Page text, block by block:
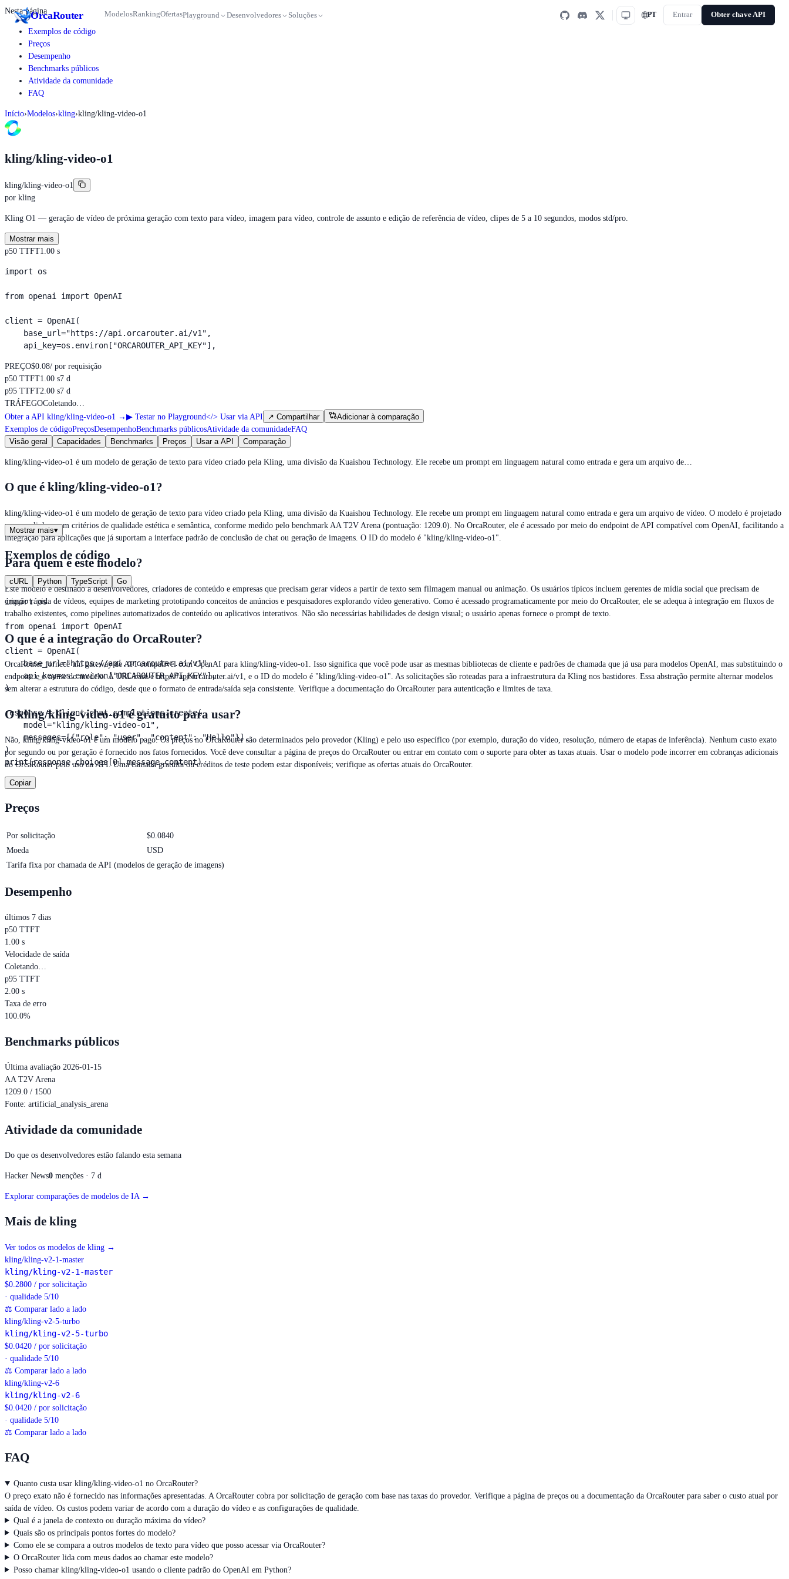
OrcaRouter ModelosRankingOfertasPlayground Desenvolvedores Soluções 🌐PT Entrar Obter chave API
Nesta página
Exemplos de código
Preços
Desempenho
Benchmarks públicos
Atividade da comunidade
FAQ
Início›Modelos›kling›kling/kling-video-o1
kling/kling-video-o1
kling/kling-video-o1
por kling
Kling O1 — geração de vídeo de próxima geração com texto para vídeo, imagem para vídeo, controle de assunto e edição de referência de vídeo, clipes de 5 a 10 segundos, modos std/pro.
Mostrar mais
p50 TTFT1.00 s
import os
from openai import OpenAI
client = OpenAI(
    base_url="https://api.orcarouter.ai/v1",
    api_key=os.environ["ORCAROUTER_API_KEY"],
PREÇO$0.08/ por requisição
p50 TTFT1.00 s7 d
p95 TTFT2.00 s7 d
TRÁFEGOColetando…
Obter a API kling/kling-video-o1 → ▶ Testar no Playground</> Usar via API ↗ Compartilhar
Adicionar à comparação
Exemplos de códigoPreçosDesempenhoBenchmarks públicosAtividade da comunidadeFAQ
Visão geral
Capacidades Benchmarks Preços Usar a API Comparação
kling/kling-video-o1 é um modelo de geração de texto para vídeo criado pela Kling, uma divisão da Kuaishou Technology. Ele recebe um prompt em linguagem natural como entrada e gera um arquivo de…
O que é kling/kling-video-o1?
kling/kling-video-o1 é um modelo de geração de texto para vídeo criado pela Kling, uma divisão da Kuaishou Technology. Ele recebe um prompt em linguagem natural como entrada e gera um arquivo de vídeo. O modelo é projetado
para se alinhar com critérios de qualidade estética e semântica, conforme medido pelo benchmark AA T2V Arena (pontuação: 1209.0). No OrcaRouter, ele é acessado por meio do endpoint de API compatível com OpenAI, facilitando a
integração para aplicações que já suportam a interface padrão de conclusão de chat ou geração de imagens. O ID do modelo é "kling/kling-video-o1".
Para quem é este modelo?
Este modelo é destinado a desenvolvedores, criadores de conteúdo e empresas que precisam gerar vídeos a partir de texto sem filmagem manual ou animação. Os usuários típicos incluem gerentes de mídia social que precisam de
criação rápida de vídeos, equipes de marketing prototipando conceitos de anúncios e pesquisadores explorando vídeo generativo. Como é acessado programaticamente por meio do OrcaRouter, ele se adequa à integração em fluxos de
trabalho existentes, como pipelines automatizados de conteúdo ou aplicativos interativos. Não são necessárias habilidades de design visual; o usuário apenas fornece o prompt de texto.
O que é a integração do OrcaRouter?
OrcaRouter fornece um gateway de API compatível com OpenAI para kling/kling-video-o1. Isso significa que você pode usar as mesmas bibliotecas de cliente e padrões de chamada que já usa para modelos OpenAI, mas substituindo o
endpoint e o nome do modelo. A URL base é https://api.orcarouter.ai/v1, e o ID do modelo é "kling/kling-video-o1". As solicitações são roteadas para a infraestrutura da Kling nos bastidores. Essa abstração permite alternar modelos
sem alterar a estrutura do código, desde que o formato de entrada/saída seja consistente. Verifique a documentação do OrcaRouter para autenticação e limites de taxa.
O kling/kling-video-o1 é gratuito para usar?
Não, kling/kling-video-o1 é um modelo pago. Os preços no OrcaRouter são determinados pelo provedor (Kling) e pelo uso específico (por exemplo, duração do vídeo, resolução, número de etapas de inferência). Nenhum custo exato
por segundo ou por geração é fornecido nos fatos fornecidos. Você deve consultar a página de preços do OrcaRouter ou entrar em contato com o suporte para obter as taxas atuais. Usar o modelo pode incorrer em cobranças adicionais
do OrcaRouter pelo uso da API. Uma camada gratuita ou créditos de teste podem estar disponíveis; verifique as ofertas atuais do OrcaRouter.
Mostrar mais▾
Exemplos de código
cURL Python TypeScript Go
import os
from openai import OpenAI
client = OpenAI(
    base_url="https://api.orcarouter.ai/v1",
    api_key=os.environ["ORCAROUTER_API_KEY"],
)
response = client.chat.completions.create(
    model="kling/kling-video-o1",
    messages=[{"role": "user", "content": "Hello"}],
)
print(response.choices[0].message.content)
Copiar
Preços
Por solicitação $0.0840
Moeda
USD
Tarifa fixa por chamada de API (modelos de geração de imagens)
Desempenho
últimos 7 dias
p50 TTFT
1.00 s
Velocidade de saída
Coletando…
p95 TTFT
2.00 s
Taxa de erro
100.0%
Benchmarks públicos
Última avaliação 2026-01-15
AA T2V Arena
1209.0 / 1500
Fonte: artificial_analysis_arena
Atividade da comunidade
Do que os desenvolvedores estão falando esta semana
Hacker News0 menções · 7 d
Explorar comparações de modelos de IA →
Mais de kling
Ver todos os modelos de kling →
kling/kling-v2-1-master
kling/kling-v2-1-master
$0.2800 / por solicitação
· qualidade 5/10
⚖ Comparar lado a lado
kling/kling-v2-5-turbo
kling/kling-v2-5-turbo
$0.0420 / por solicitação
· qualidade 5/10
⚖ Comparar lado a lado
kling/kling-v2-6
kling/kling-v2-6
$0.0420 / por solicitação
· qualidade 5/10
⚖ Comparar lado a lado
FAQ
Quanto custa usar kling/kling-video-o1 no OrcaRouter?
O preço exato não é fornecido nas informações apresentadas. A OrcaRouter cobra por solicitação de geração com base nas taxas do provedor. Verifique a página de preços ou a documentação da OrcaRouter para saber o custo atual por
saída de vídeo. Os custos podem variar de acordo com a duração do vídeo e as configurações de qualidade.
Qual é a janela de contexto ou duração máxima do vídeo?
Quais são os principais pontos fortes do modelo?
Como ele se compara a outros modelos de texto para vídeo que posso acessar via OrcaRouter?
O OrcaRouter lida com meus dados ao chamar este modelo?
Posso chamar kling/kling-video-o1 usando o cliente padrão do OpenAI em Python?